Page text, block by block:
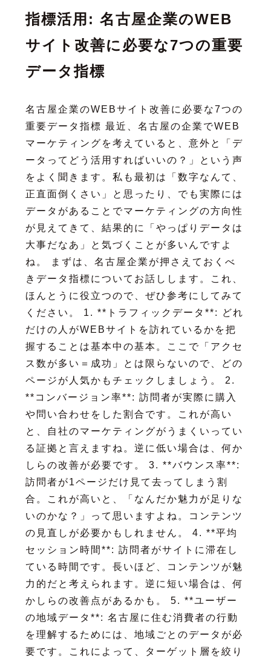
指標活用: 名古屋企業のWEB
サイト改善に必要な7つの重要
データ指標
名古屋企業のWEBサイト改善に必要な7つの
重要データ指標 最近、名古屋の企業でWEB
マーケティングを考えていると、意外と「デ
ータってどう活用すればいいの？」という声
をよく聞きます。私も最初は「数字なんて、
正直面倒くさい」と思ったり、でも実際には
データがあることでマーケティングの方向性
が見えてきて、結果的に「やっぱりデータは
大事だなあ」と気づくことが多いんですよ
ね。 まずは、名古屋企業が押さえておくべ
きデータ指標についてお話しします。これ、
ほんとうに役立つので、ぜひ参考にしてみて
ください。 1. **トラフィックデータ**: どれ
だけの人がWEBサイトを訪れているかを把
握することは基本中の基本。ここで「アクセ
ス数が多い＝成功」とは限らないので、どの
ページが人気かもチェックしましょう。 2.
**コンバージョン率**: 訪問者が実際に購入
や問い合わせをした割合です。これが高い
と、自社のマーケティングがうまくいってい
る証拠と言えますね。逆に低い場合は、何か
しらの改善が必要です。 3. **バウンス率**:
訪問者が1ページだけ見て去ってしまう割
合。これが高いと、「なんだか魅力が足りな
いのかな？」って思いますよね。コンテンツ
の見直しが必要かもしれません。 4. **平均
セッション時間**: 訪問者がサイトに滞在し
ている時間です。長いほど、コンテンツが魅
力的だと考えられます。逆に短い場合は、何
かしらの改善点があるかも。 5. **ユーザー
の地域データ**: 名古屋に住む消費者の行動
を理解するためには、地域ごとのデータが必
要です。これによって、ターゲット層を絞り